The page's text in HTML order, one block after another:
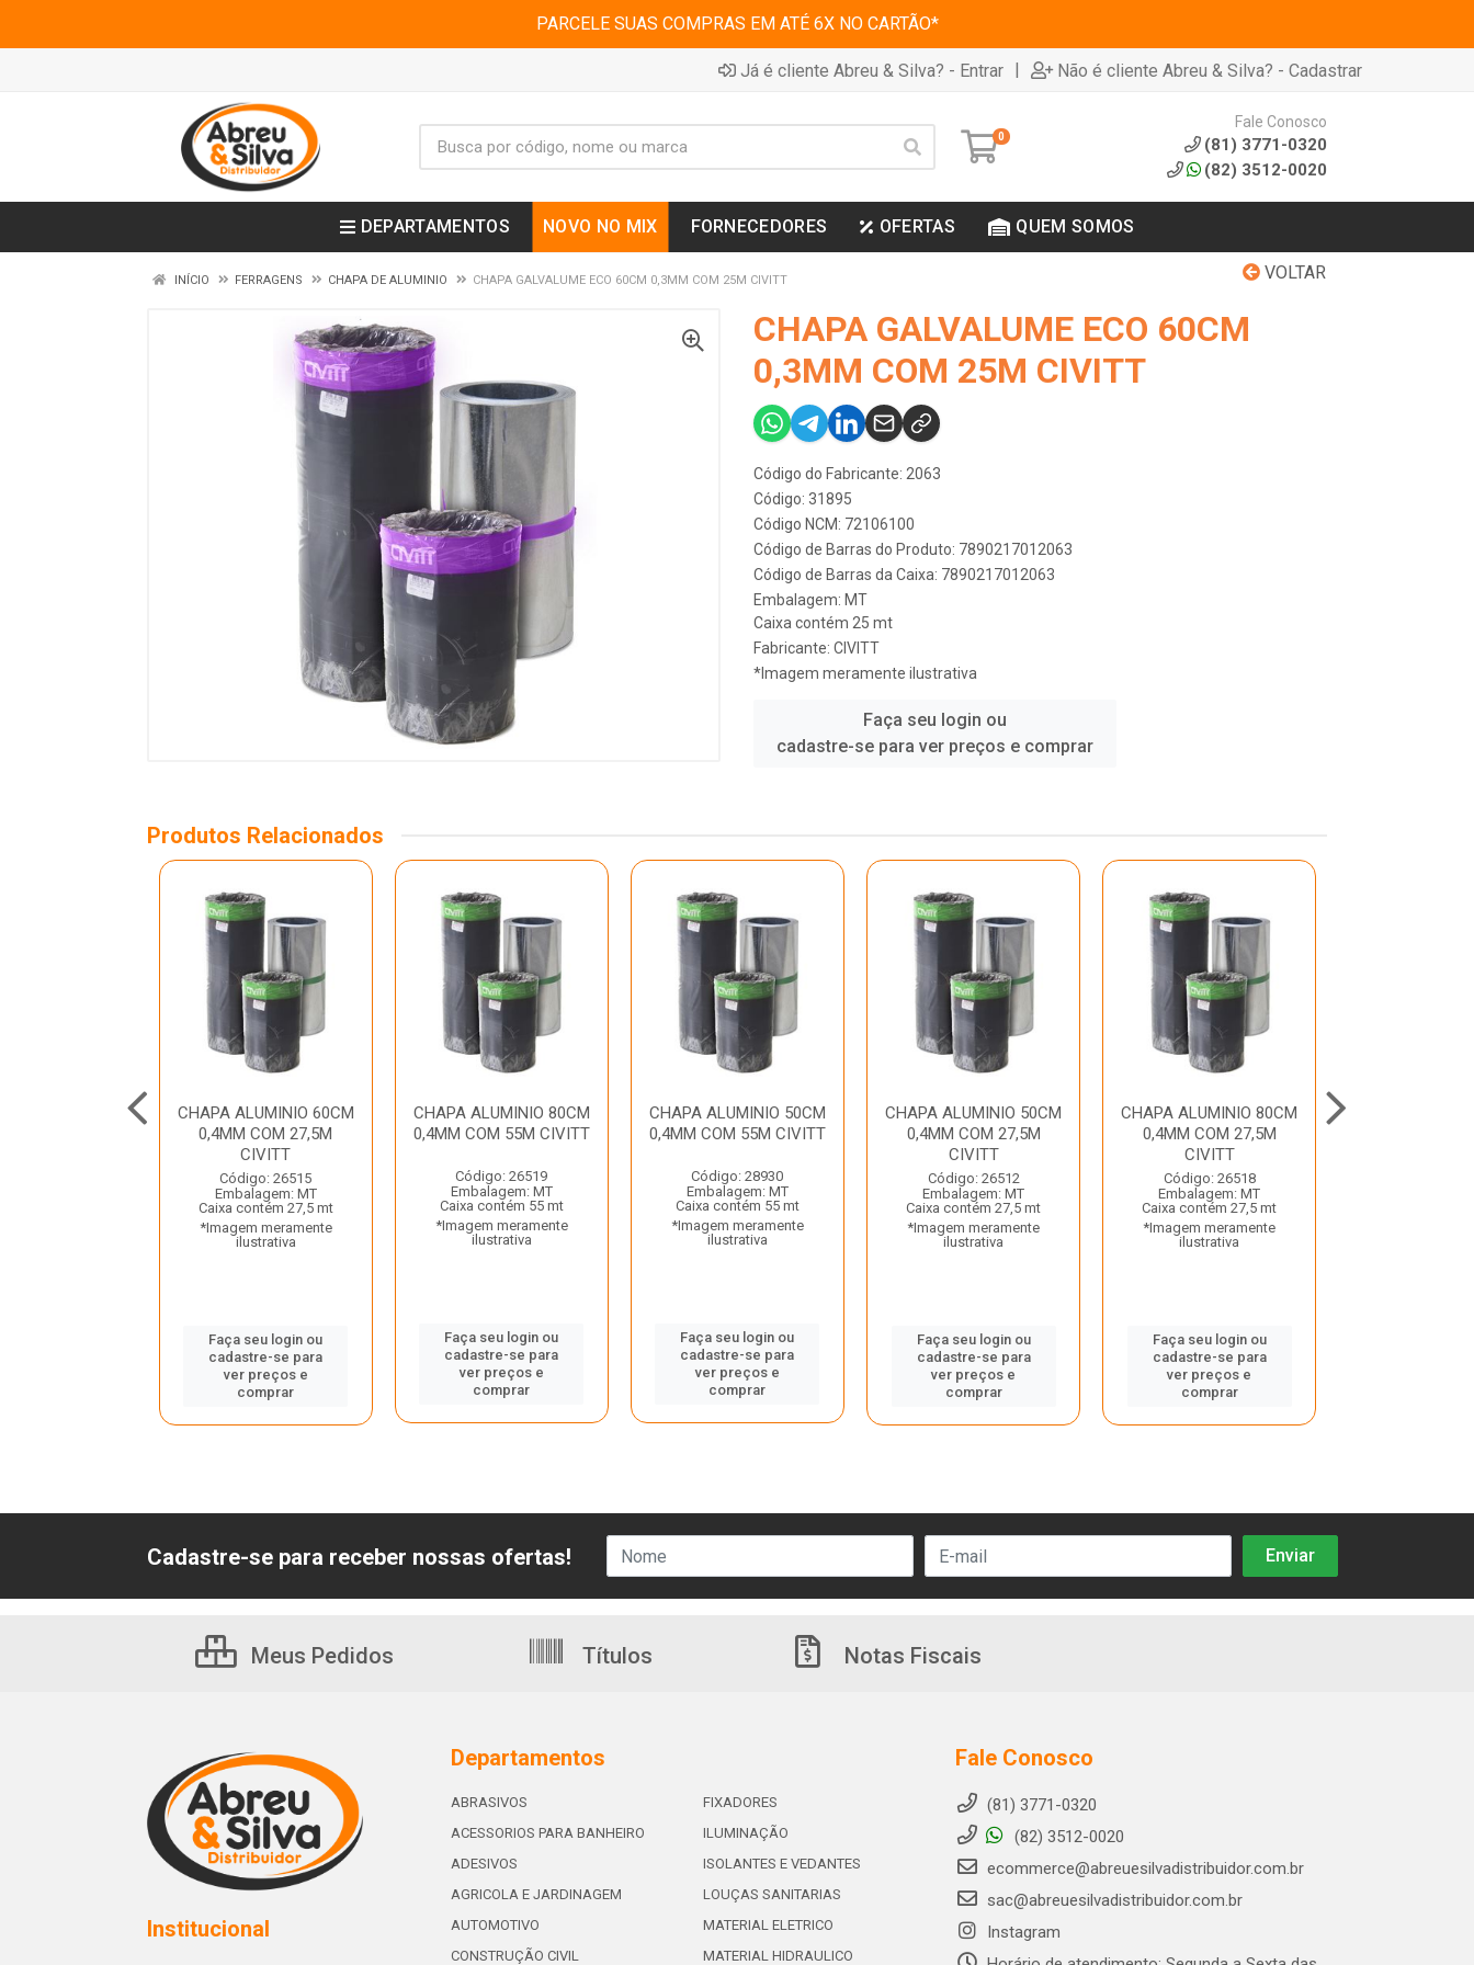
PARCELE SUAS COMPRAS EM ATÉ 6X NO CARTÃO*
Já é cliente Abreu & Silva? - Entrar | Não é cliente Abreu & Silva? - Cadastrar
0
Fale Conosco
(81) 3771-0320
(82) 3512-0020
DEPARTAMENTOS NOVO NO MIX FORNECEDORES OFERTAS QUEM SOMOS
VOLTAR
INÍCIO FERRAGENS CHAPA DE ALUMINIO CHAPA GALVALUME ECO 60CM 0,3MM COM 25M CIVITT
CHAPA GALVALUME ECO 60CM
0,3MM COM 25M CIVITT
Código do Fabricante: 2063
Código: 31895
Código NCM: 72106100
Código de Barras do Produto: 7890217012063
Código de Barras da Caixa: 7890217012063
Embalagem: MT
Caixa contém 25 mt
Fabricante: CIVITT
*Imagem meramente ilustrativa
Faça seu login ou
cadastre-se para ver preços e comprar
Produtos Relacionados
CHAPA ALUMINIO 60CM
0,4MM COM 27,5M
CIVITT
Código: 26515
Embalagem: MT
Caixa contém 27,5 mt
*Imagem meramente
ilustrativa
Faça seu login ou
cadastre-se para
ver preços e
comprar
CHAPA ALUMINIO 80CM
0,4MM COM 55M CIVITT
Código: 26519
Embalagem: MT
Caixa contém 55 mt
*Imagem meramente
ilustrativa
Faça seu login ou
cadastre-se para
ver preços e
comprar
CHAPA ALUMINIO 50CM
0,4MM COM 55M CIVITT
Código: 28930
Embalagem: MT
Caixa contém 55 mt
*Imagem meramente
ilustrativa
Faça seu login ou
cadastre-se para
ver preços e
comprar
CHAPA ALUMINIO 50CM
0,4MM COM 27,5M
CIVITT
Código: 26512
Embalagem: MT
Caixa contém 27,5 mt
*Imagem meramente
ilustrativa
Faça seu login ou
cadastre-se para
ver preços e
comprar
CHAPA ALUMINIO 80CM
0,4MM COM 27,5M
CIVITT
Código: 26518
Embalagem: MT
Caixa contém 27,5 mt
*Imagem meramente
ilustrativa
Faça seu login ou
cadastre-se para
ver preços e
comprar
Cadastre-se para receber nossas ofertas!
Meus Pedidos Títulos Notas Fiscais
Institucional
Departamentos
ABRASIVOS
ACESSORIOS PARA BANHEIRO
ADESIVOS
AGRICOLA E JARDINAGEM
AUTOMOTIVO
CONSTRUÇÃO CIVIL
FIXADORES
ILUMINAÇÃO
ISOLANTES E VEDANTES
LOUÇAS SANITARIAS
MATERIAL ELETRICO
MATERIAL HIDRAULICO
Fale Conosco
(81) 3771-0320
(82) 3512-0020
ecommerce@abreuesilvadistribuidor.com.br
sac@abreuesilvadistribuidor.com.br
Instagram